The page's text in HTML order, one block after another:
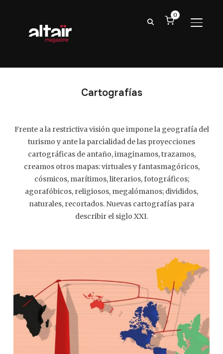
0
Cartografías
Frente a la restrictiva visión que impone la geografía del
turismo y ante la parcialidad de las proyecciones
cartográficas de antaño, imaginamos, trazamos,
creamos otros mapas: virtuales y fantasmagóricos,
cósmicos, marítimos, literarios, fotográficos;
agorafóbicos, religiosos, megalómanos; divididos,
naturales, recortados. Nuevas cartografías para
describir el siglo XXI.